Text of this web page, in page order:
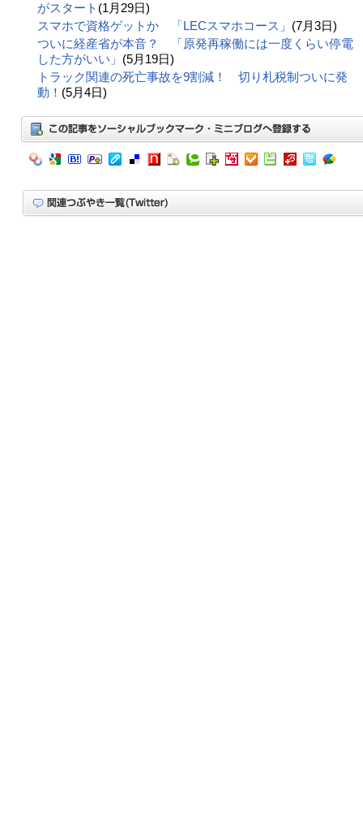
がスタート (1月29日)
スマホで資格ゲットか 「LECスマホコース」 (7月3日)
ついに経産省が本音？ 「原発再稼働には一度くらい停電
した方がいい」 (5月19日)
トラック関連の死亡事故を9割減！ 切り札税制ついに発
動！ (5月4日)